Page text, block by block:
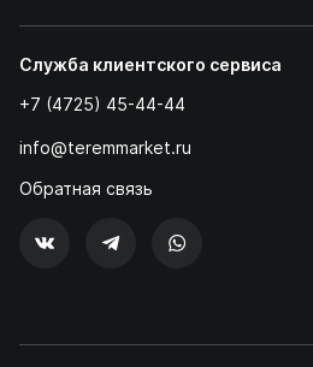
Служба клиентского сервиса
+7 (4725) 45-44-44
info@teremmarket.ru
Обратная связь